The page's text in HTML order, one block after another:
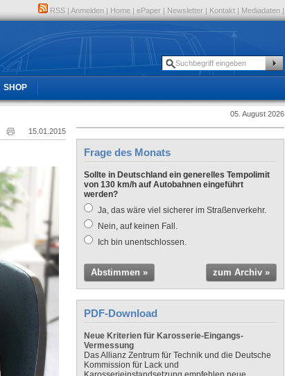
RSS | Anmelden | Home | ePaper | Newsletter | Kontakt | Mediadaten |
SHOP
05. August 2026
15.01.2015
Frage des Monats
Sollte in Deutschland ein generelles Tempolimit
von 130 km/h auf Autobahnen eingeführt
werden?
Ja, das wäre viel sicherer im Straßenverkehr.
Nein, auf keinen Fall.
Ich bin unentschlossen.
Abstimmen » zum Archiv »
PDF-Download
Neue Kriterien für Karosserie-Eingangs-
Vermessung
Das Allianz Zentrum für Technik und die Deutsche
Kommission für Lack und